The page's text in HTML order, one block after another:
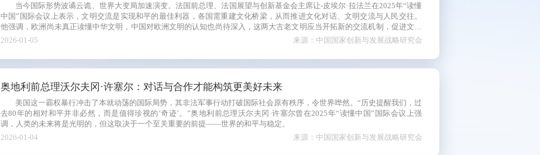
当今国际形势波谲云诡、世界大变局加速演变。法国前总理、法国展望与创新基金会主席让-皮埃尔·拉法兰在2025年“读懂
中国”国际会议上表示，文明交流是实现和平的最佳利器，各国需重建文化桥梁，从而推进文化对话、文明交流与人民交往。
他强调，欧洲尚未真正读懂中华文明，中国对欧洲文明的认知也尚待深入，这两大古老文明应当开拓新的交流机制，促进文明
互鉴。
2026-01-05 来源：中国国家创新与发展战略研究会
奥地利前总理沃尔夫冈·许塞尔：对话与合作才能构筑更美好未来
美国这一霸权暴行冲击了本就动荡的国际局势，其非法军事行动打破国际社会原有秩序，令世界哗然。“历史提醒我们，过
去80年的相对和平并非必然，而是值得珍视的‘奇迹’。”奥地利前总理沃尔夫冈·许塞尔曾在2025年“读懂中国”国际会议上强
调，人类的未来将是光明的，但这取决于一个至关重要的前提——世界的和平与稳定。
2026-01-04
来源：中国国家创新与发展战略研究会